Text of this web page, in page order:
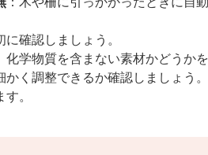
確認しましょう。
学物質を含まない素材かどうか
く調整できるか確認しましょう。
。